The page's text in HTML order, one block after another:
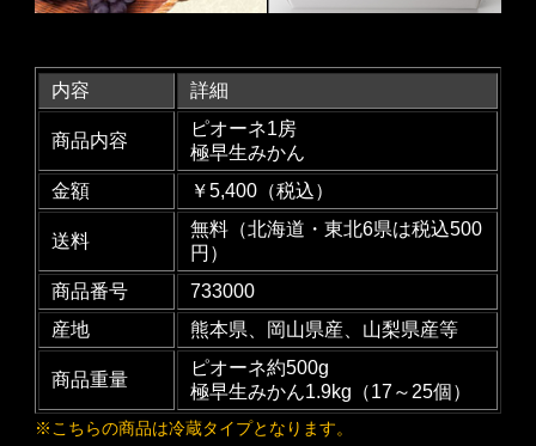
内容 詳細
商品内容
ピオーネ1房
極早生みかん
金額
￥5,400（税込）
送料
無料（北海道・東北6県は税込500
円）
商品番号
733000
産地
熊本県、岡山県産、山梨県産等
商品重量
ピオーネ約500g
極早生みかん1.9kg（17～25個）
※こちらの商品は冷蔵タイプとなります。